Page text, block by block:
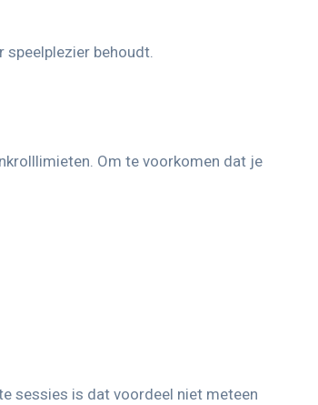
behoudt.
Om te voorkomen dat je
sessies is dat voordeel niet meteen